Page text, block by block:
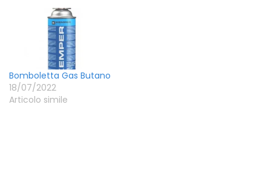
Bomboletta Gas Butano
18/07/2022
Articolo simile